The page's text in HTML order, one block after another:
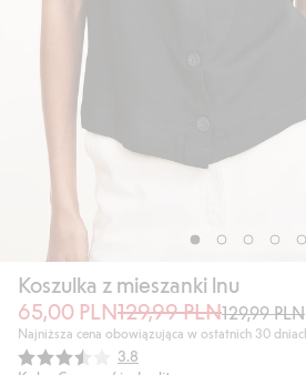
Koszulka z mieszanki lnu
65,00 PLN129,99 PLN129,99 PLN
Najniższa cena obowiązująca w ostatnich 30
Średnia ocena:
3.8